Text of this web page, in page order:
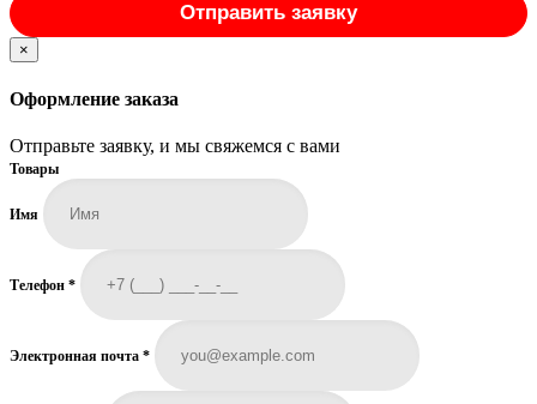
Отправить заявку
×
Оформление заказа
Отправьте заявку, и мы свяжемся с вами
Товары
Имя
Телефон *
Электронная почта *